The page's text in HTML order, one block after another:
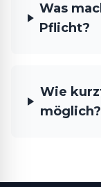
Was
Pflicht?
Wie
möglich?